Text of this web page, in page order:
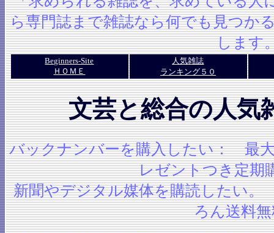
ら専門誌まで雑誌なら何でも見つか
します
Beginners-Site
ＨＯＭＥ
人気雑誌
ランキング５０
文芸と総合の人気
バックナンバーを購入したい： 最
レゼントつき定期
新聞やデジタル媒体を購読したい
ろん送料